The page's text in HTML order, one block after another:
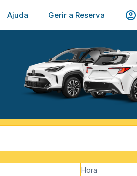
Ajuda Gerir a Reserva
Hora